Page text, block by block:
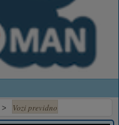
> Vozi previdno